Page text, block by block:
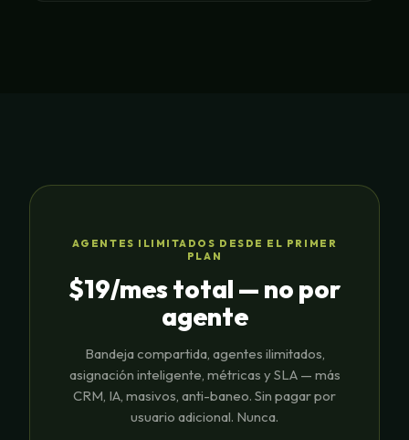
AGENTES ILIMITADOS DESDE EL PRIMER
PLAN
$19/mes total — no por
agente
Bandeja compartida, agentes ilimitados,
asignación inteligente, métricas y SLA — más
CRM, IA, masivos, anti-baneo. Sin pagar por
usuario adicional. Nunca.